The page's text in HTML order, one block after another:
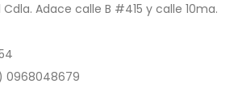
Adace calle B #415 y calle 10ma.
0968048679